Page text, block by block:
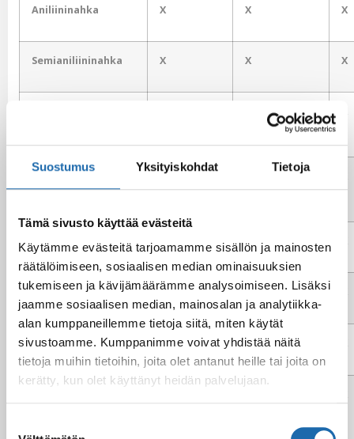
Suostumus Yksityiskohdat Tietoja
Tämä sivusto käyttää evästeitä
Käytämme evästeitä tarjoamamme sisällön ja mainosten
räätälöimiseen, sosiaalisen median ominaisuuksien
tukemiseen ja kävijämäärämme analysoimiseen. Lisäksi
jaamme sosiaalisen median, mainosalan ja analytiikka-
alan kumppaneillemme tietoja siitä, miten käytät
sivustoamme. Kumppanimme voivat yhdistää näitä
tietoja muihin tietoihin, joita olet antanut heille tai joita on
kerätty, kun olet käyttänyt heidän palvelujaan.
Aniliininahka X X X
Semianiliininahka X X X
Peitevärjätty
nahka
X
Bycast, Pull-up X
Bonded nahka X
Mokka ja nupukki X X